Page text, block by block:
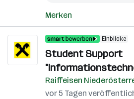
Merken
Einblicke
Student Support
Raiffeisen
vor 5 Tagen